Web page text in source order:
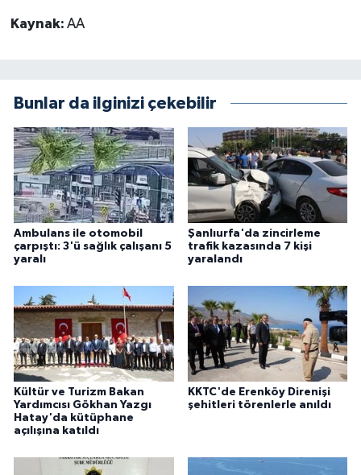
Kaynak: AA
Bunlar da ilginizi çekebilir
Ambulans ile otomobil
çarpıştı: 3'ü sağlık çalışanı 5
yaralı
Şanlıurfa'da zincirleme
trafik kazasında 7 kişi
yaralandı
Kültür ve Turizm Bakan
Yardımcısı Gökhan Yazgı
Hatay'da kütüphane
açılışına katıldı
KKTC'de Erenköy Direnişi
şehitleri törenlerle anıldı